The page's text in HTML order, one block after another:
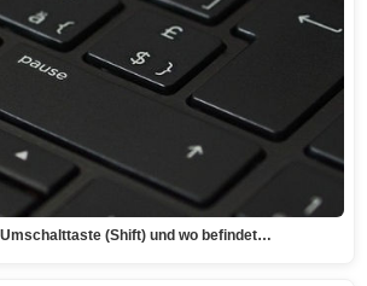
(Shift) und wo befindet…